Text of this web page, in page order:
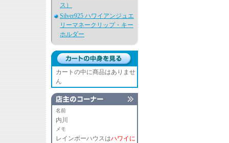
ス）
Silver925 ハワイアンジュエ
リーマネークリップ・キー
ホルダー
カートの中に商品はありませ
ん
名前
内川
メモ
レインボーハウスはハワイに